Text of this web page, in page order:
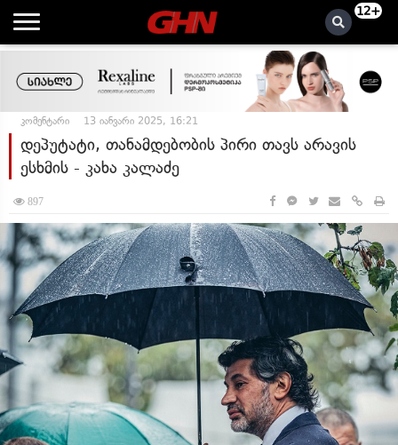
12+
კომენტარი 13 იანვარი 2025, 16:21
დეპუტატი, თანამდებობის პირი თავს არავის
ესხმის - კახა კალაძე
897